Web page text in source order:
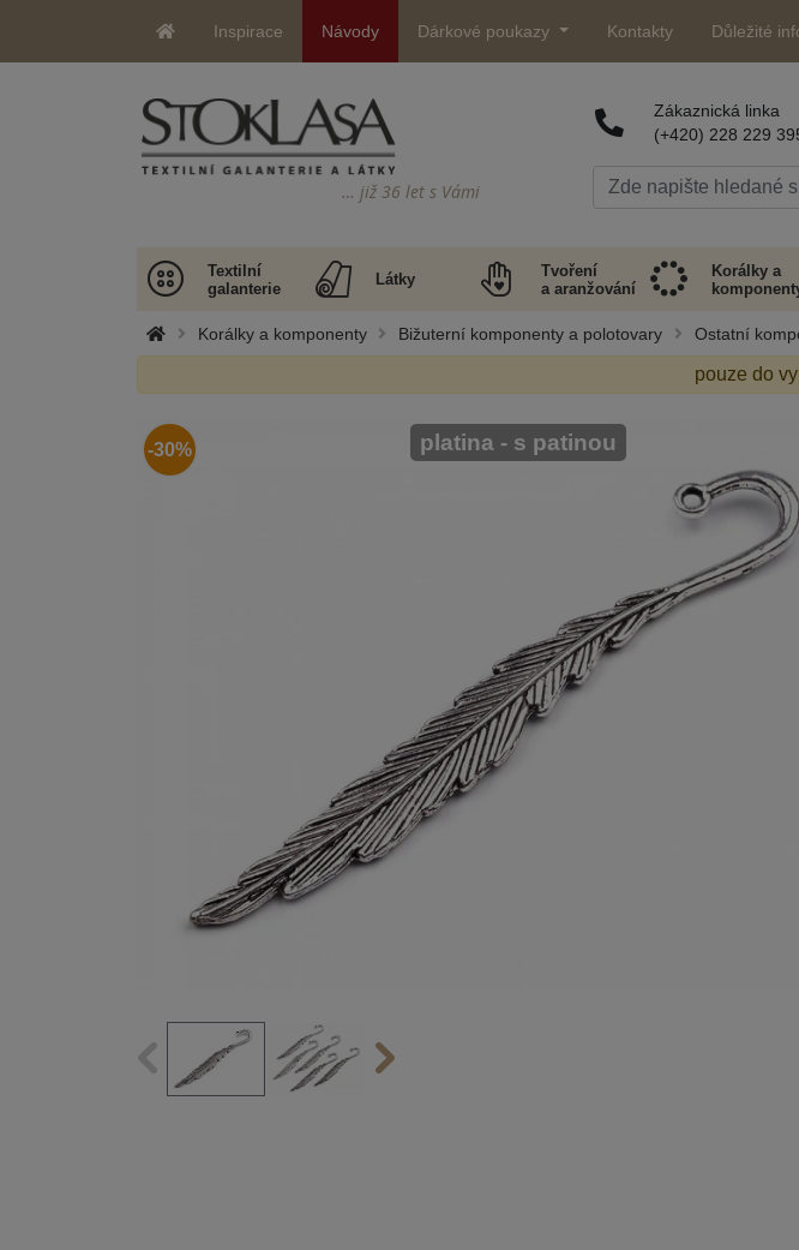
Inspirace Návody Dárkové poukazy Kontakty Důležité
… již 36 let s Vámi
Zákaznická linka
(+420) 228 229
Textilní
galanterie
Látky
Tvoření
a aranžování
Korálky a
Korálky a komponenty Bižuterní komponenty a polotovary Ostatní
pouze do
-30% platina - s patinou